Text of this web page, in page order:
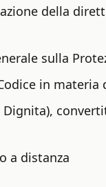
della
sulla
in
a distanza